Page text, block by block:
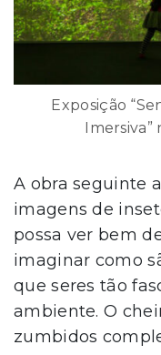
Exposição
Imersiva”
A obra seguinte
imagens de
possa ver bem
imaginar como
que seres tão
ambiente. O
zumbidos